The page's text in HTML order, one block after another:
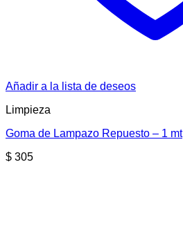
Añadir a la lista de deseos
Limpieza
Goma de Lampazo Repuesto – 1 mt
$ 305